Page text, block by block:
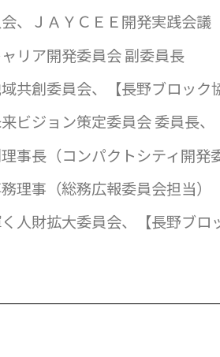
、ＪＡＹＣＥＥ開発実践会議
リア開発委員会 副委員長
共創委員会、【長野ブロック
ビジョン策定委員会 委員長
事長（コンパクトシティ開発
理事（総務広報委員会担当）
人財拡大委員会、【長野ブロ